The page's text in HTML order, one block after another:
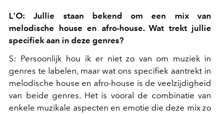
L'O: Jullie staan bekend om een mix van
melodische house en afro-house. Wat trekt jullie
specifiek aan in deze genres?
S: Persoonlijk hou ik er niet zo van om muziek in
genres te labelen, maar wat ons specifiek aantrekt in
melodische house en afro-house is de veelzijdigheid
van beide genres. Het is vooral de combinatie van
enkele muzikale aspecten en emotie die deze mix zo